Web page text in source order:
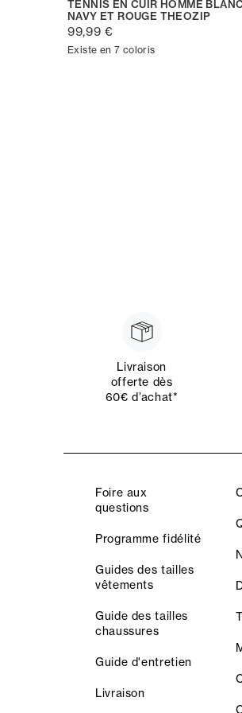
TENNIS EN CUIR HOMME
NAVY ET ROUGE THEOZIP
99,99 €
Existe en 7 coloris
Livraison
offerte dès
60€ d’achat*
Foire aux
questions
Programme fidélité
Guides des tailles
vêtements
Guide des tailles
chaussures
Guide d'entretien
Livraison